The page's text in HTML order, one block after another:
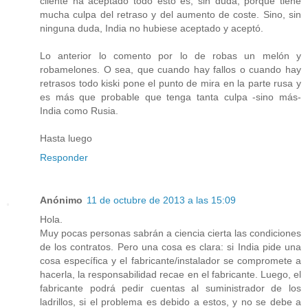
mucha culpa del retraso y del aumento de coste. Sino, sin
ninguna duda, India no hubiese aceptado y aceptó.
Lo anterior lo comento por lo de robas un melón y
robamelones. O sea, que cuando hay fallos o cuando hay
retrasos todo kiski pone el punto de mira en la parte rusa y
es más que probable que tenga tanta culpa -sino más-
India como Rusia.
Hasta luego
Responder
Anónimo 11 de octubre de 2013 a las 15:09
Hola.
Muy pocas personas sabrán a ciencia cierta las condiciones
de los contratos. Pero una cosa es clara: si India pide una
cosa específica y el fabricante/instalador se compromete a
hacerla, la responsabilidad recae en el fabricante. Luego, el
fabricante podrá pedir cuentas al suministrador de los
ladrillos, si el problema es debido a estos, y no se debe a